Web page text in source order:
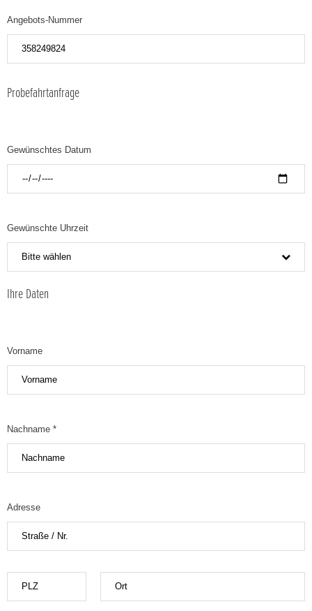
Angebots-Nummer
Probefahrtanfrage
Gewünschtes Datum
Gewünschte Uhrzeit
Bitte wählen
Ihre Daten
Vorname
Nachname *
Adresse